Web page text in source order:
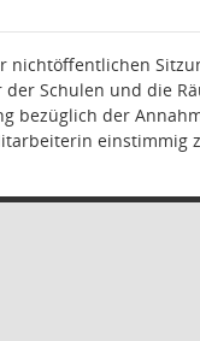
Schulen und die
bezüglich der
einstimmig